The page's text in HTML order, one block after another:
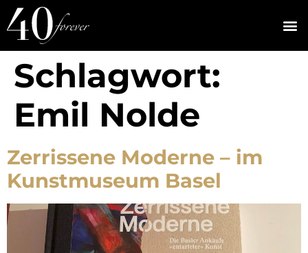
Schlagwort:
Emil Nolde
Zerrissene Moderne – im
Kunstmuseum Basel